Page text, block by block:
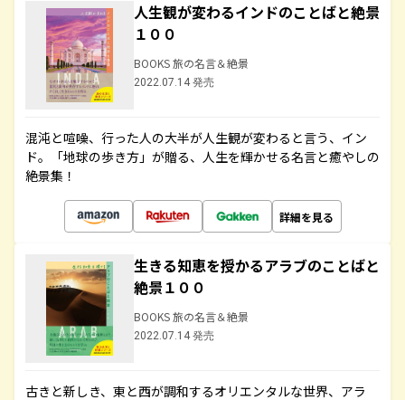
人生観が変わるインドのことばと絶景
１００
BOOKS 旅の名言＆絶景
2022.07.14 発売
混沌と喧噪、行った人の大半が人生観が変わると言う、イン
ド。「地球の歩き方」が贈る、人生を輝かせる名言と癒やしの
絶景集！
詳細を見る
生きる知恵を授かるアラブのことばと
絶景１００
BOOKS 旅の名言＆絶景
2022.07.14 発売
古きと新しき、東と西が調和するオリエンタルな世界、アラ